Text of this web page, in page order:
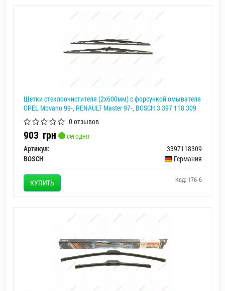
Щетки стеклоочистителя (2х600мм) с форсункой омывателя
OPEL Movano 99-, RENAULT Master 97-, BOSCH 3 397 118 309
0 отзывов
903 грн
сегодня
Артикул:
3397118309
BOSCH
Германия
КУПИТЬ Код: 176-6